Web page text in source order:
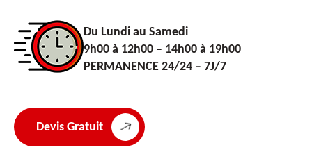
Du Lundi au Samedi
9h00 à 12h00 – 14h00 à 19h00
PERMANENCE 24/24 – 7J/7
Devis Gratuit